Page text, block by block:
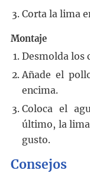
Corta la lima
Montaje
Desmolda los
Añade el
encima.
Coloca el
último, la
gusto.
Consejos